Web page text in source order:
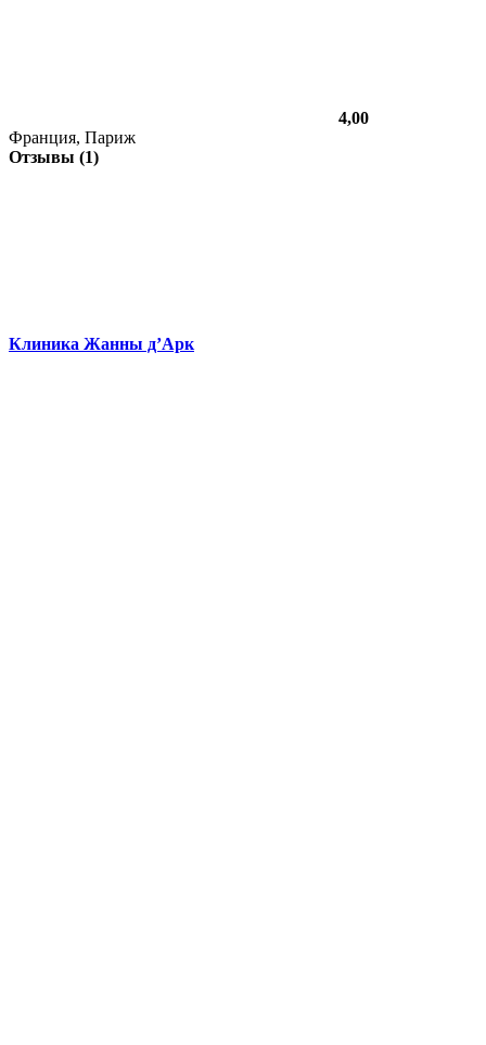
4,00
Франция, Париж
Отзывы (1)
Клиника Жанны д’Арк